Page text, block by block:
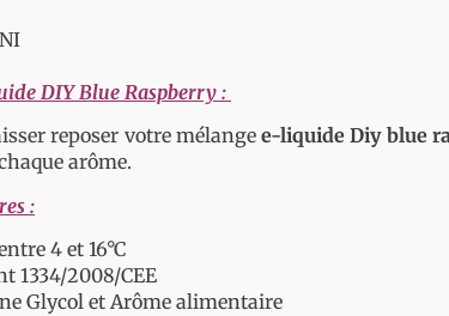
DIY Blue Raspberry :
reposer votre mélangee-liquide Diy blue
arôme.
:
4 et 16°C
1334/2008/CEE
Glycol et Arôme alimentaire